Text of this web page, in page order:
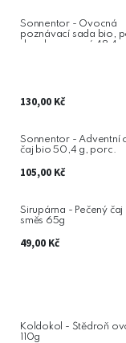
Sonnentor - Ovocná
poznávací sada bio,
dvoukomorový 48,4 g
130,00 Kč
Sonnentor - Adventní
čaj bio 50,4 g, porc.
105,00 Kč
Sirupárna - Pečený čaj
směs 65g
49,00 Kč
Koldokol - Štědroň
110g